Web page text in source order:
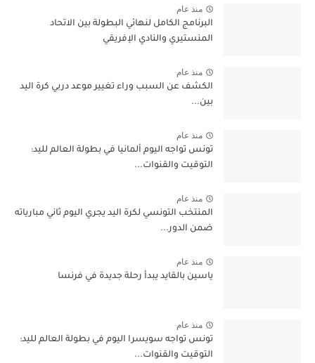
منذ عام
البرنامج الكامل لنهائي البطولة بين الاتحاد
المنستيري والنادي الإفريقي
منذ عام
الكشف عن السبب وراء تغيير موعد دربي كرة اليد
بين...
منذ عام
تونس تواجه اليوم ألمانيا في بطولة العالم لليد:
التوقيت والقنوات...
منذ عام
المنتخب التونسي لكرة اليد يجري اليوم ثاني مبارياته
ضمن الدور...
منذ عام
ياسين بالقايد يبدأ رحلة جديدة في فرنسا
منذ عام
تونس تواجه سويسرا اليوم في بطولة العالم لليد:
التوقيت والقنوات...